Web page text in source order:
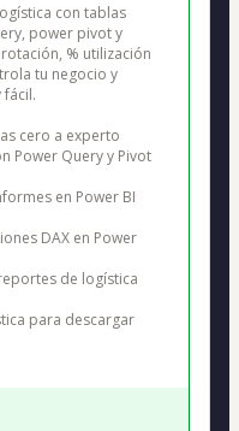
con tablas
power pivot y
rotación, % utilización
tu negocio y
fácil.
cero a experto
Power Query y Pivot
en Power BI
DAX en Power
de logística
para descargar